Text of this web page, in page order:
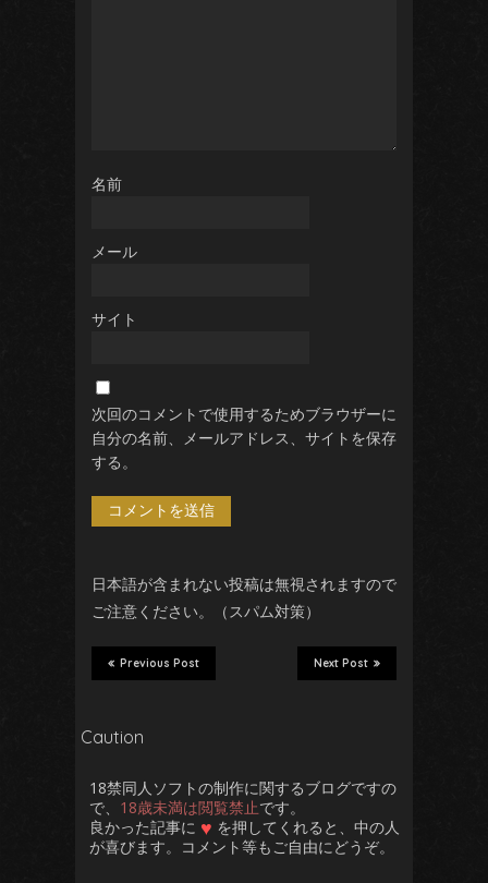
名前
メール
サイト
次回のコメントで使用するためブラウザーに
自分の名前、メールアドレス、サイトを保存
する。
日本語が含まれない投稿は無視されますので
ご注意ください。（スパム対策）
Next Post
Previous Post
Caution
18禁同人ソフトの制作に関するブログですの
で、 18歳未満は閲覧禁止です。
良かった記事に ♥ を押してくれると、中の人
が喜びます。コメント等もご自由にどうぞ。